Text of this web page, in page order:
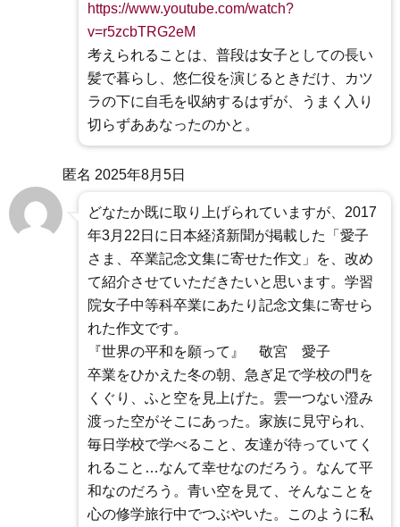
https://www.youtube.com/watch?
v=r5zcbTRG2eM
考えられることは、普段は女子としての長い
髪で暮らし、悠仁役を演じるときだけ、カツ
ラの下に自毛を収納するはずが、うまく入り
切らずああなったのかと。
匿名 2025年8月5日
どなたか既に取り上げられていますが、2017
年3月22日に日本経済新聞が掲載した「愛子
さま、卒業記念文集に寄せた作文」を、改め
て紹介させていただきたいと思います。学習
院女子中等科卒業にあたり記念文集に寄せら
れた作文です。
『世界の平和を願って』 敬宮 愛子
卒業をひかえた冬の朝、急ぎ足で学校の門を
くぐり、ふと空を見上げた。雲一つない澄み
渡った空がそこにあった。家族に見守られ、
毎日学校で学べること、友達が待っていてく
れること…なんて幸せなのだろう。なんて平
和なのだろう。青い空を見て、そんなことを
心の修学旅行中でつぶやいた。このように私